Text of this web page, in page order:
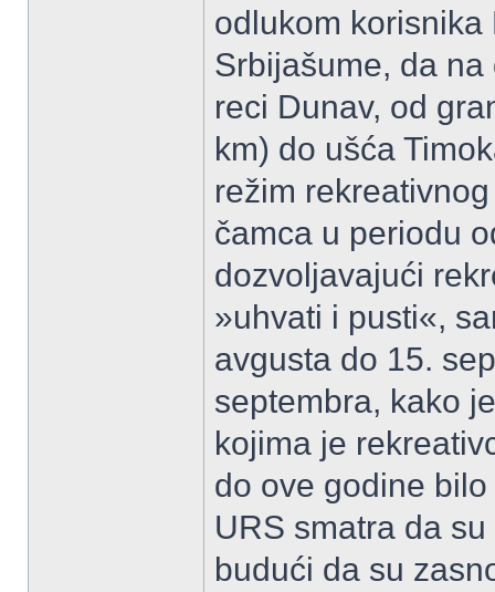
odlukom korisnika
Srbijašume, da
reci Dunav, od
km) do ušća
režim
čamca u periodu
dozvoljavajući
»uhvati i pusti«,
avgusta do 15.
septembra, kako
kojima je
do ove godine
URS smatra da
budući da su